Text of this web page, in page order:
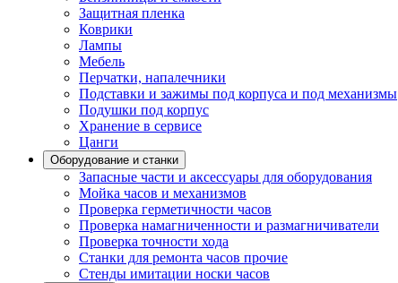
Защитная пленка
Коврики
Лампы
Мебель
Перчатки, напалечники
Подставки и зажимы под корпуса и под механизмы
Подушки под корпус
Хранение в сервисе
Цанги
Оборудование и станки
Запасные части и аксессуары для оборудования
Мойка часов и механизмов
Проверка герметичности часов
Проверка намагниченности и размагничиватели
Проверка точности хода
Станки для ремонта часов прочие
Стенды имитации носки часов